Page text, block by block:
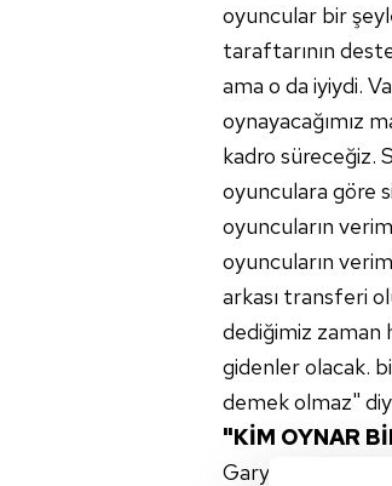
oyuncular bir
taraftarının
ama o da iyiydi.
oynayacağımız
kadro süreceğiz.
oyunculara göre
oyuncuların
oyuncuların
arkası transferi
dediğimiz zaman
gidenler olacak.
demek olmaz"
"KİM OYNAR
Gary Medel'in